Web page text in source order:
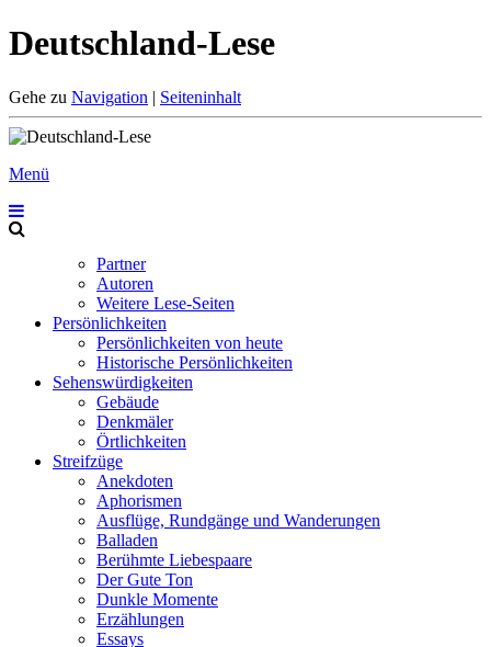
Deutschland-Lese
Gehe zu Navigation | Seiteninhalt
Menü
Partner
Autoren
Weitere Lese-Seiten
Persönlichkeiten
Persönlichkeiten von heute
Historische Persönlichkeiten
Sehenswürdigkeiten
Gebäude
Denkmäler
Örtlichkeiten
Streifzüge
Anekdoten
Aphorismen
Ausflüge, Rundgänge und Wanderungen
Balladen
Berühmte Liebespaare
Der Gute Ton
Dunkle Momente
Erzählungen
Essays